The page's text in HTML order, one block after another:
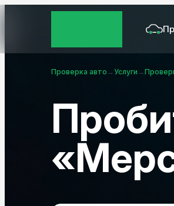
Проверка авто → Услуги →